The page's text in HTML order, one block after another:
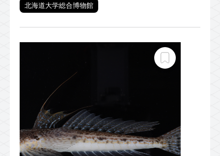
北海道大学総合博物館